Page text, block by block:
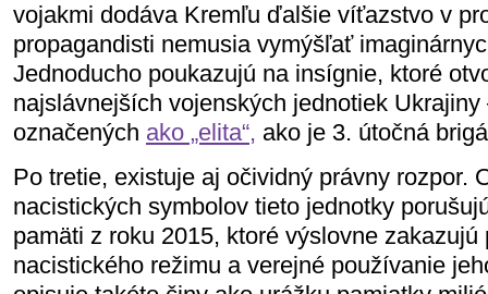
vojakmi dodáva Kremľu ďalšie víťazstvo v
propagandisti nemusia vymýšľať
Jednoducho poukazujú na insígnie, ktoré
najslávnejších vojenských jednotiek
označených ako „elita“, ako je 3. útočná
Po tretie, existuje aj očividný právny rozpor.
nacistických symbolov tieto jednotky
pamäti z roku 2015, ktoré výslovne zakazujú
nacistického režimu a verejné používanie